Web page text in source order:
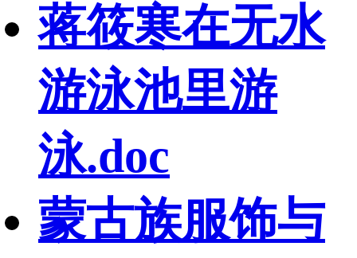
蒋筱寒在无水
游泳池里游
泳.doc
蒙古族服饰与